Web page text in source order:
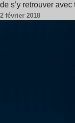
de s’y retrouver
2 février 2018